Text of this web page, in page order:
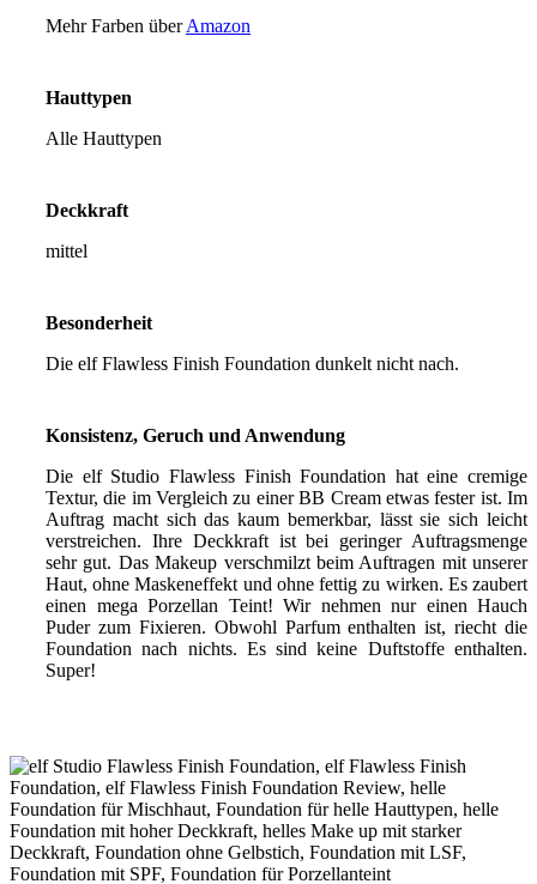
Mehr Farben überAmazon
Hauttypen
Alle Hauttypen
Deckkraft
mittel
Besonderheit
Die elf Flawless Finish Foundation dunkelt nicht nach.
Konsistenz, Geruch und Anwendung
Die elf Studio Flawless Finish Foundation hat eine cremige
Textur, die im Vergleich zu einer BB Cream etwas fester ist. Im
Auftrag macht sich das kaum bemerkbar, lässt sie sich leicht
verstreichen. Ihre Deckkraft ist bei geringer Auftragsmenge
sehr gut. Das Makeup verschmilzt beim Auftragen mit unserer
Haut, ohne Maskeneffekt und ohne fettig zu wirken. Es zaubert
einen mega Porzellan Teint! Wir nehmen nur einen Hauch
Puder zum Fixieren. Obwohl Parfum enthalten ist, riecht die
Foundation nach nichts. Es sind keine Duftstoffe enthalten.
Super!